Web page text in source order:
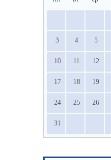
3 4 5
10 11 12
17 18 19
24 25 26
31